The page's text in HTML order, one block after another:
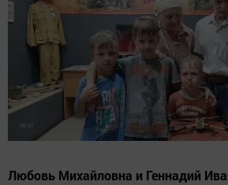
Любовь Михайловна и Геннадий